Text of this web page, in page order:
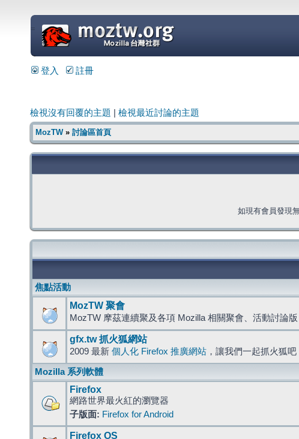
=
登入 註冊
檢視沒有回覆的主題 檢視最近討論的主題
MozTW» 討論區首頁
如現有會員發現
焦點活動
MozTW 聚會
MozTW 摩茲連續聚及各項 Mozilla 相關聚會、活動討論版
gfx.tw 抓火狐網站
2009 最新 個人化 Firefox 推廣網站 ，讓我們一起抓火狐吧
Mozilla 系列軟體
Firefox
網路世界最火紅的瀏覽器
子版面: Firefox for Android
Firefox OS